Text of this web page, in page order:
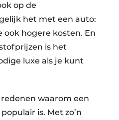
op de
het met een auto:
ook hogere kosten. En
is het
luxe als je kunt
waarom een
is. Met zo’n